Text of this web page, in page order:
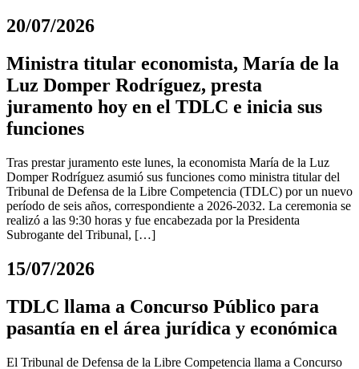
20/07/2026
Ministra titular economista, María de la
Luz Domper Rodríguez, presta
juramento hoy en el TDLC e inicia sus
funciones
Tras prestar juramento este lunes, la economista María de la Luz
Domper Rodríguez asumió sus funciones como ministra titular del
Tribunal de Defensa de la Libre Competencia (TDLC) por un nuevo
período de seis años, correspondiente a 2026-2032. La ceremonia se
realizó a las 9:30 horas y fue encabezada por la Presidenta
Subrogante del Tribunal, […]
15/07/2026
TDLC llama a Concurso Público para
pasantía en el área jurídica y económica
El Tribunal de Defensa de la Libre Competencia llama a Concurso